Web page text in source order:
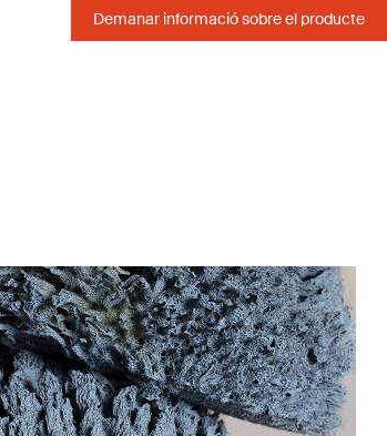
Demanar informació sobre el producte